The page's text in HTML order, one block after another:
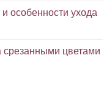
особенности ухода
цветами